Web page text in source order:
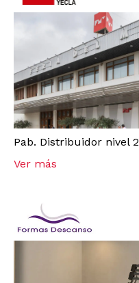
Pab. Distribuidor nivel 2
Ver más